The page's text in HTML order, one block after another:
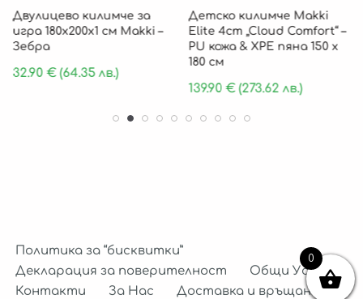
Двулицево килимче за
игра 180х200х1 см Makki –
Зебра
32.90 €(64.35 лв.)
Детско килимче Makki
Elite 4cm „Cloud Comfort“ –
PU кожа & XPE пяна 150 х
180 см
139.90€(273.62 лв.)
Политика за “бисквитки”
Декларация за поверителност
Общи Условия
Контакти
За Нас Доставка и връщане
0